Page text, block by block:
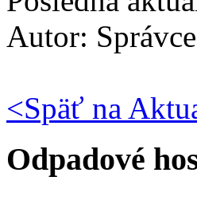
Autor:
<Späť na
Odpadové